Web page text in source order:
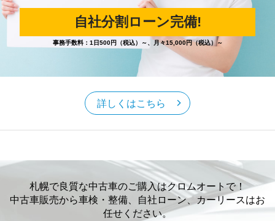
自社分割ローン完備!
事務手数料：1日500円（税込）～、月々15,000円（税込）～
詳しくはこちら
札幌で良質な中古車のご購入はクロムオートで！
中古車販売から車検・整備、自社ローン、カーリースはお
任せください。